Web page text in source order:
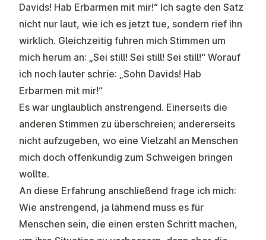
Davids! Hab Erbarmen mit mir!“ Ich sagte den Satz
nicht nur laut, wie ich es jetzt tue, sondern rief ihn
wirklich. Gleichzeitig fuhren mich Stimmen um
mich herum an: „Sei still! Sei still! Sei still!“ Worauf
ich noch lauter schrie: „Sohn Davids! Hab
Erbarmen mit mir!“
Es war unglaublich anstrengend. Einerseits die
anderen Stimmen zu überschreien; andererseits
nicht aufzugeben, wo eine Vielzahl an Menschen
mich doch offenkundig zum Schweigen bringen
wollte.
An diese Erfahrung anschließend frage ich mich:
Wie anstrengend, ja lähmend muss es für
Menschen sein, die einen ersten Schritt machen,